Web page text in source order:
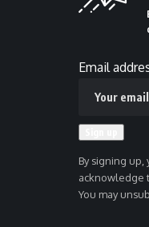
Email
By signing
acknowledge
You may